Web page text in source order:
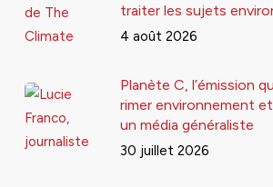
traiter les sujets
4 août 2026
Planète C, l’émission
rimer environnement
un média généraliste
30 juillet 2026